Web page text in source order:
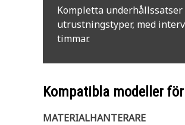
Kompletta
utrustningstyper, med
timmar.
Kompatibla modeller
MATERIALHANTERARE